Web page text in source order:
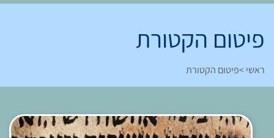
פיטום הקטורת
ראשי>פיטום הקטורת